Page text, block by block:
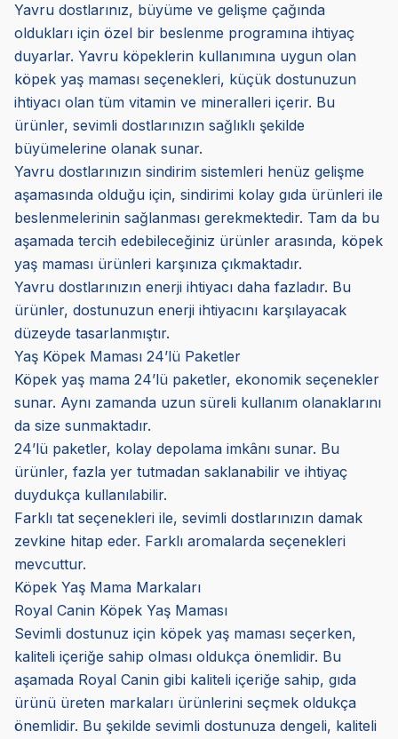
Yavru dostlarınız, büyüme ve gelişme çağında
oldukları için özel bir beslenme programına ihtiyaç
duyarlar. Yavru köpeklerin kullanımına uygun olan
köpek yaş maması seçenekleri, küçük dostunuzun
ihtiyacı olan tüm vitamin ve mineralleri içerir. Bu
ürünler, sevimli dostlarınızın sağlıklı şekilde
büyümelerine olanak sunar.
Yavru dostlarınızın sindirim sistemleri henüz gelişme
aşamasında olduğu için, sindirimi kolay gıda ürünleri ile
beslenmelerinin sağlanması gerekmektedir. Tam da bu
aşamada tercih edebileceğiniz ürünler arasında, köpek
yaş maması ürünleri karşınıza çıkmaktadır.
Yavru dostlarınızın enerji ihtiyacı daha fazladır. Bu
ürünler, dostunuzun enerji ihtiyacını karşılayacak
düzeyde tasarlanmıştır.
Yaş Köpek Maması 24’lü Paketler
Köpek yaş mama 24’lü paketler, ekonomik seçenekler
sunar. Aynı zamanda uzun süreli kullanım olanaklarını
da size sunmaktadır.
24’lü paketler, kolay depolama imkânı sunar. Bu
ürünler, fazla yer tutmadan saklanabilir ve ihtiyaç
duydukça kullanılabilir.
Farklı tat seçenekleri ile, sevimli dostlarınızın damak
zevkine hitap eder. Farklı aromalarda seçenekleri
mevcuttur.
Köpek Yaş Mama Markaları
Royal Canin Köpek Yaş Maması
Sevimli dostunuz için köpek yaş maması seçerken,
kaliteli içeriğe sahip olması oldukça önemlidir. Bu
aşamada Royal Canin gibi kaliteli içeriğe sahip, gıda
ürünü üreten markaları ürünlerini seçmek oldukça
önemlidir. Bu şekilde sevimli dostunuza dengeli, kaliteli